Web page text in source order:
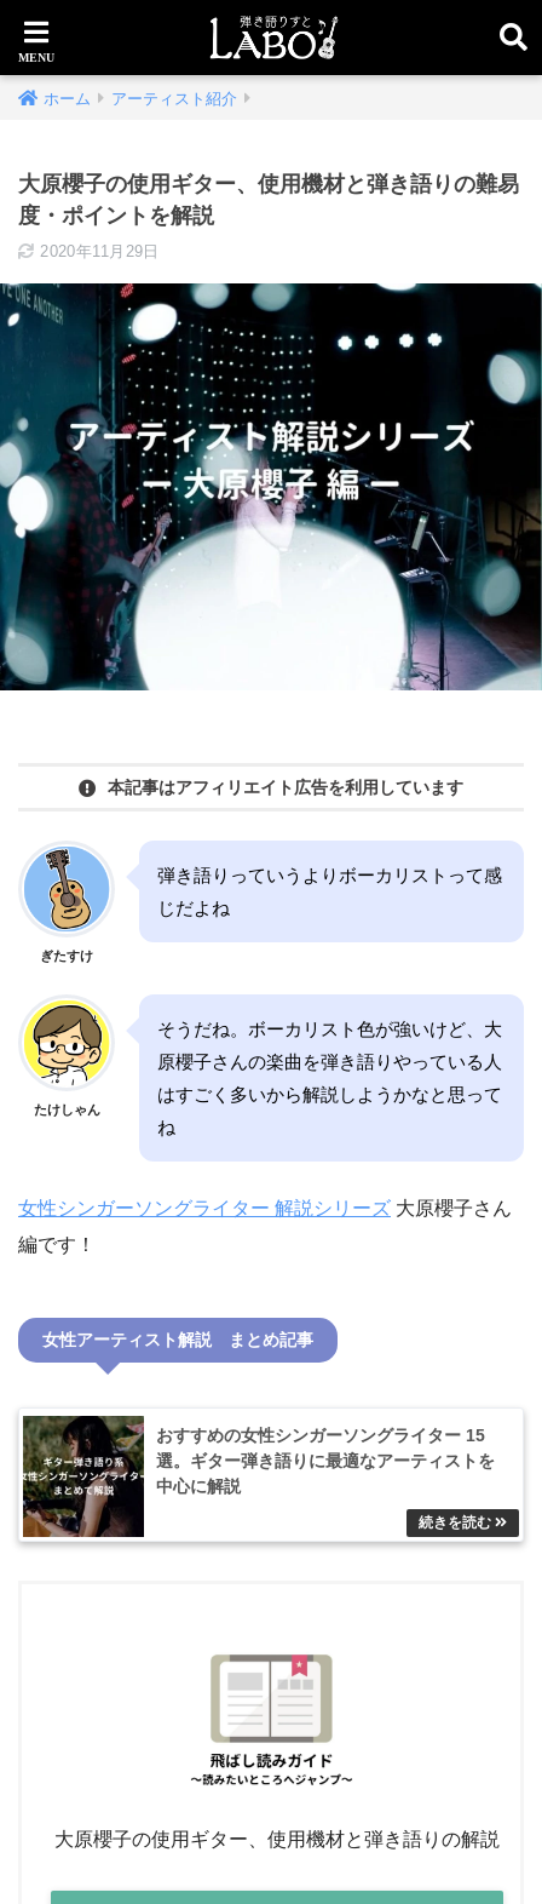
ホーム アーティスト紹介
大原櫻子の使用ギター、使用機材と弾き語りの難易
度・ポイントを解説
2020年11月29日
本記事はアフィリエイト広告を利用しています
ぎたすけ
弾き語りっていうよりボーカリストって感
じだよね
たけしゃん
そうだね。ボーカリスト色が強いけど、大
原櫻子さんの楽曲を弾き語りやっている人
はすごく多いから解説しようかなと思って
ね
女性シンガーソングライター 解説シリーズ 大原櫻子さん
編です！
女性アーティスト解説 まとめ記事
おすすめの女性シンガーソングライター 15
選。ギター弾き語りに最適なアーティストを
中心に解説
大原櫻子の使用ギター、使用機材と弾き語りの解説